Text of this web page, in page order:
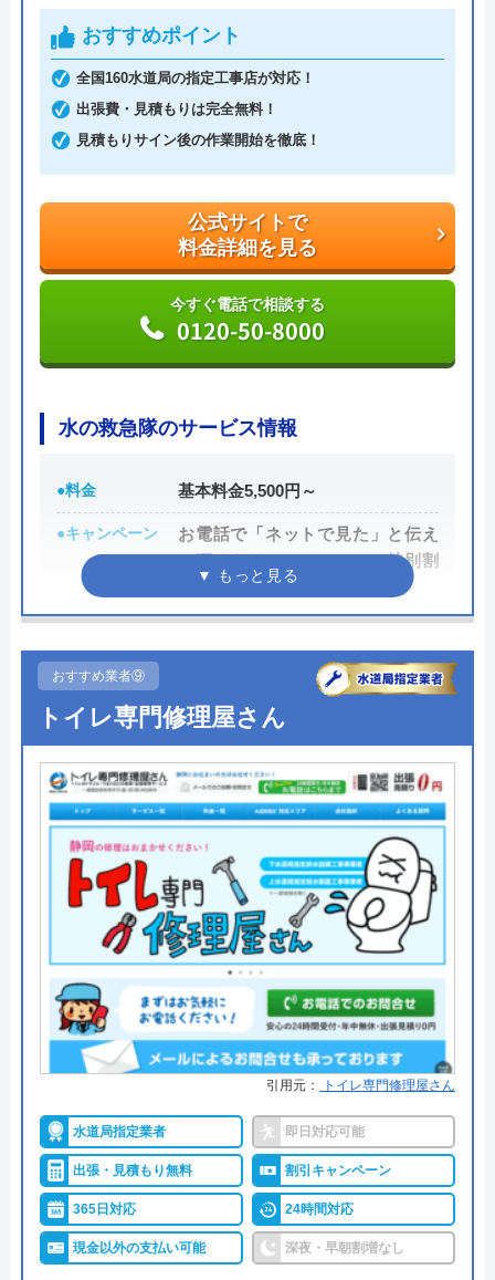
し、ご依頼時に「ホームページを見た」とお伝えい
ただくと基本料金が無料になるので、6,600円～でご
利用いただけます。
見積もりも無料で対応しておりますので、お気軽に
公式サイトで
料金詳細を見る
今すぐ電話で相談する
0120-235-237
代表者 立川義人
所在地
〒501-6102
岐阜県岐阜市柳津町東塚2-35
おすすめポイント
全国160水道局の指定工事店が対応！
出張費・見積もりは完全無料！
見積もりサイン後の作業開始を徹底！
公式サイトで
料金詳細を見る
今すぐ電話で相談する
0120-50-8000
水の救急隊のサービス情報
●料金 基本料金5,500円～
●キャンペーン
お電話で「ネットで見た」と伝え
て頂くだけでOK！WEBの特別割
引3,000円OFF
います
24時間365日受付対応！
●定休日 年中無休
●出張見積もり 出張見積もり無料
●支払い方法
現金、クレジットカード、NP後払
い、QRコード決済
●累計実績 累計50万件
●保証・保険
PL保険加入修繕工事や施工後に、
不備や不具合があり被害を被った
場合の【生産物賠償責任保険】に
加入しています。
詳細は公式HPでご確認ください
水の救急隊がおすすめの理由
水の救急隊は最短15分で駆けつけてくれる水道局指
定給水装置工事事業者です。
年中無休、24時間受付を行なっているため急なトラ
ブルでも安心ですし、見積もり・出張代は無料です
おすすめ業者⑨
トイレ専門修理屋さん
引用元： トイレ専門修理屋さん
水道局指定業者 即日対応可能
出張・見積もり無料 割引キャンペーン
365日対応 24時間対応
現金以外の支払い可能 深夜・早朝割増なし